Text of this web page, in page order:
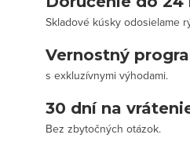
Skladové kúsky odosielame
Vernostný
s exkluzívnymi výhodami.
30 dní na
Bez zbytočných otázok.